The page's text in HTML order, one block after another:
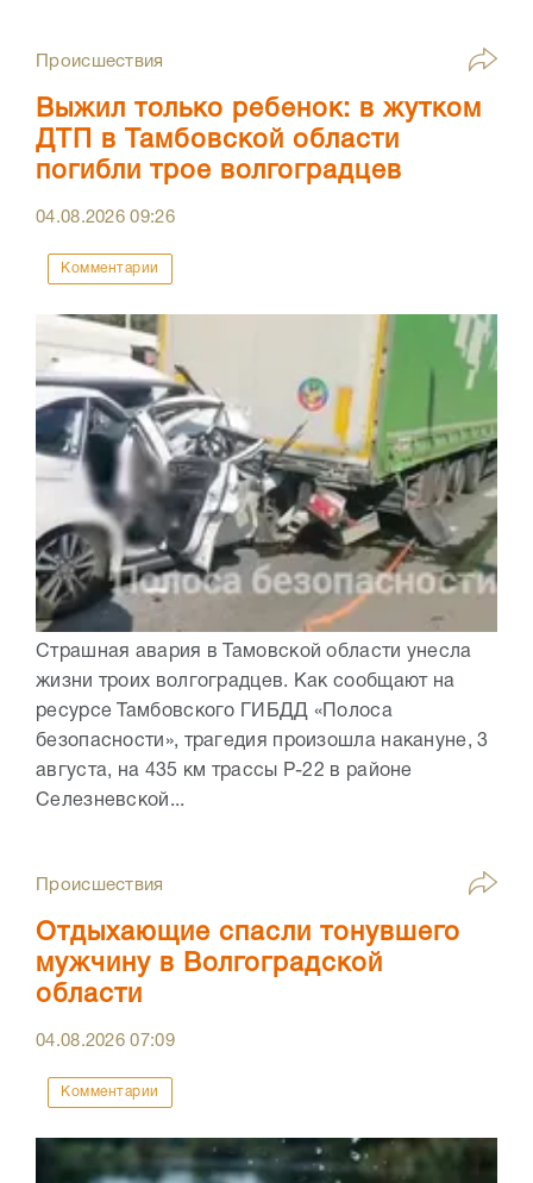
Происшествия
Выжил только ребенок: в жутком
ДТП в Тамбовской области
погибли трое волгоградцев
04.08.202609:26
Комментарии
Страшная авария в Тамовской области унесла
жизни троих волгоградцев. Как сообщают на
ресурсе Тамбовского ГИБДД «Полоса
безопасности», трагедия произошла накануне, 3
августа, на 435 км трассы Р-22 в районе
Селезневской...
Происшествия
Отдыхающие спасли тонувшего
мужчину в Волгоградской
области
04.08.202607:09
Комментарии